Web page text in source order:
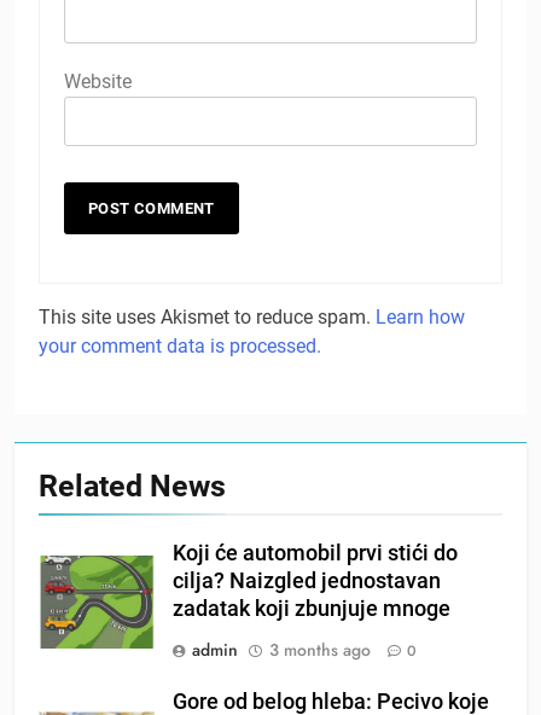
Website
This site uses Akismet to reduce spam. Learn how
your comment data is processed.
Related News
Koji će automobil prvi stići do
cilja? Naizgled jednostavan
zadatak koji zbunjuje mnoge
admin
3 months ago 0
Gore od belog hleba: Pecivo koje